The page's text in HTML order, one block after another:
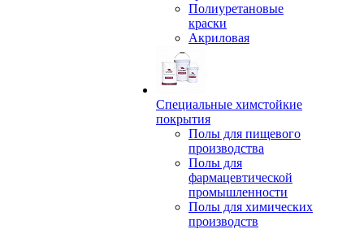
Полиуретановые
краски
Акриловая
Специальные химстойкие
покрытия
Полы для пищевого
производства
Полы для
фармацевтической
промышленности
Полы для химических
производств